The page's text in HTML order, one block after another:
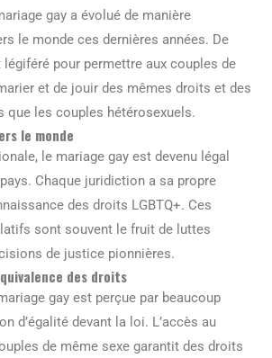
gay a évolué de manière
le monde ces dernières années. De
légiféré pour permettre aux couples de
et de jouir des mêmes droits et des
que les couples hétérosexuels.
le monde
le mariage gay est devenu légal
Chaque juridiction a sa propre
des droits LGBTQ+. Ces
sont souvent le fruit de luttes
de justice pionnières.
des droits
gay est perçue par beaucoup
d’égalité devant la loi. L’accès au
de même sexe garantit des droits